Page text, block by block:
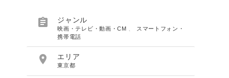
 ジャンル
映画・テレビ・動画・CM
スマートフォン・
携帯電話
 エリア
東京都